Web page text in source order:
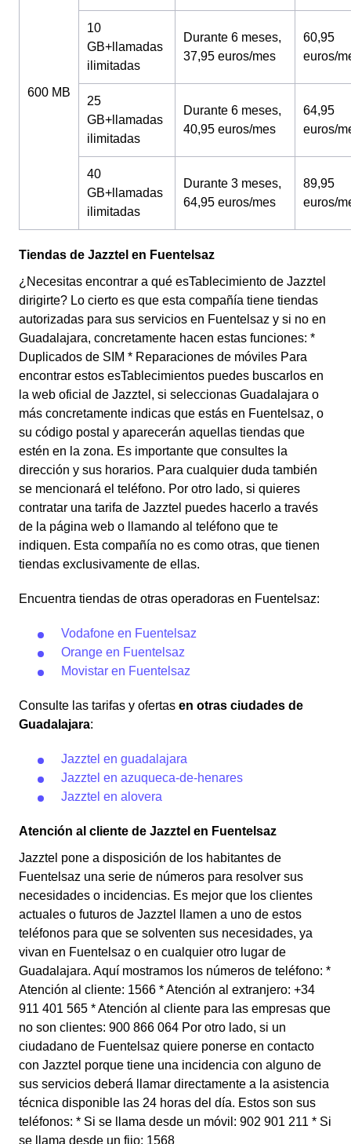
600 MB
10
GB+llamadas
ilimitadas
Durante 6 meses,
37,95 euros/mes
60,95
euros/
25
GB+llamadas
ilimitadas
Durante 6 meses,
40,95 euros/mes
64,95
euros/
40
GB+llamadas
ilimitadas
Durante 3 meses,
64,95 euros/mes
89,95
euros/
Tiendas de Jazztel en Fuentelsaz
¿Necesitas encontrar a qué esTablecimiento de Jazztel
dirigirte? Lo cierto es que esta compañía tiene tiendas
autorizadas para sus servicios en Fuentelsaz y si no en
Guadalajara, concretamente hacen estas funciones: *
Duplicados de SIM * Reparaciones de móviles Para
encontrar estos esTablecimientos puedes buscarlos en
la web oficial de Jazztel, si seleccionas Guadalajara o
más concretamente indicas que estás en Fuentelsaz, o
su código postal y aparecerán aquellas tiendas que
estén en la zona. Es importante que consultes la
dirección y sus horarios. Para cualquier duda también
se mencionará el teléfono. Por otro lado, si quieres
contratar una tarifa de Jazztel puedes hacerlo a través
de la página web o llamando al teléfono que te
indiquen. Esta compañía no es como otras, que tienen
tiendas exclusivamente de ellas.
Encuentra tiendas de otras operadoras en Fuentelsaz:
Vodafone en Fuentelsaz
Orange en Fuentelsaz
Movistar en Fuentelsaz
Consulte las tarifas y ofertas en otras ciudades de
Guadalajara:
Jazztel en guadalajara
Jazztel en azuqueca-de-henares
Jazztel en alovera
Atención al cliente de Jazztel en Fuentelsaz
Jazztel pone a disposición de los habitantes de
Fuentelsaz una serie de números para resolver sus
necesidades o incidencias. Es mejor que los clientes
actuales o futuros de Jazztel llamen a uno de estos
teléfonos para que se solventen sus necesidades, ya
vivan en Fuentelsaz o en cualquier otro lugar de
Guadalajara. Aquí mostramos los números de teléfono: *
Atención al cliente: 1566 * Atención al extranjero: +34
911 401 565 * Atención al cliente para las empresas que
no son clientes: 900 866 064 Por otro lado, si un
ciudadano de Fuentelsaz quiere ponerse en contacto
con Jazztel porque tiene una incidencia con alguno de
sus servicios deberá llamar directamente a la asistencia
técnica disponible las 24 horas del día. Estos son sus
teléfonos: * Si se llama desde un móvil: 902 901 211 * Si
se llama desde un fijo: 1568